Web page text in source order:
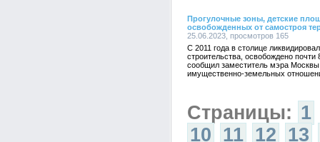
Прогулочные зоны, детские
освобожденных от самостроя
25.06.2023, просмотров 165
С 2011 года в столице
строительства, освобождено
сообщил заместитель мэра
имущественно-земельных
Страницы: 1
10 11 12 13